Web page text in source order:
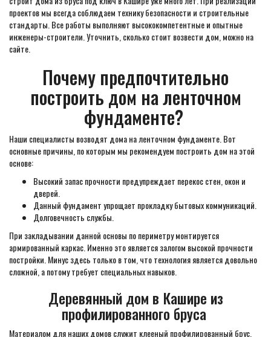
проектов мы всегда соблюдаем технику безопасности и строительные
стандарты. Все работы выполняют высококомпетентные и опытные
инженеры-строители. Уточнить, сколько стоит возвести дом, можно на
сайте.
Почему предпочтительно
построить дом на ленточном
фундаменте?
Наши специалисты возводят дома на ленточном фундаменте. Вот
основные причины, по которым мы рекомендуем построить дом на этой
основе:
Высокий запас прочности предупреждает перекос стен, окон и
дверей.
Данный фундамент упрощает прокладку бытовых коммуникаций.
Долговечность службы.
При закладывании данной основы по периметру монтируется
армированный каркас. Именно это является залогом высокой прочности
постройки. Минус здесь только в том, что технология является довольно
сложной, а потому требует специальных навыков.
Деревянный дом в Кашире из
профилированного бруса
Материалом для наших домов служит клееный профилированный брус.